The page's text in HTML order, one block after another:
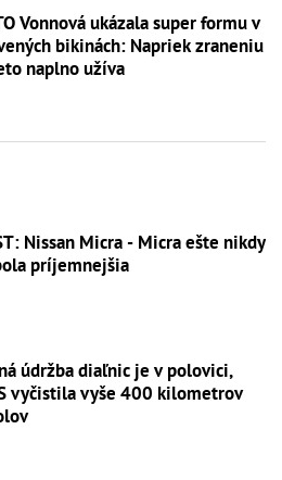
Vonnová ukázala super formu v
bikinách: Napriek zraneniu
naplno užíva
Nissan Micra - Micra ešte nikdy
príjemnejšia
údržba diaľnic je v polovici,
vyčistila vyše 400 kilometrov